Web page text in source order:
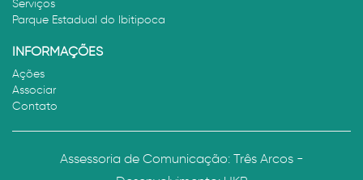
Serviços
Parque Estadual do Ibitipoca
INFORMAÇÕES
Ações
Associar
Contato
Assessoria de Comunicação: Três Arcos -